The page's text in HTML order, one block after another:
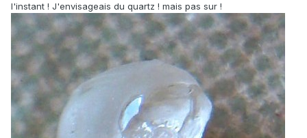
l'instant ! J'envisageais du quartz ! mais pas sur !